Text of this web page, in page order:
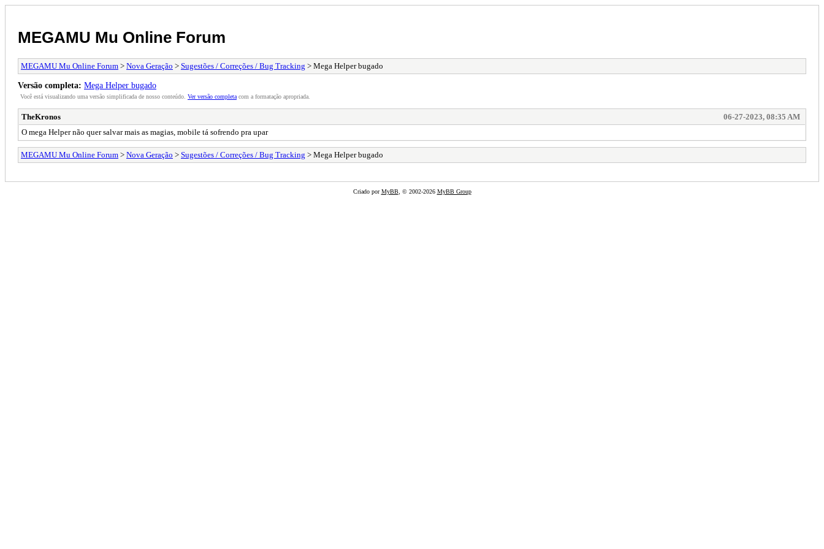
MEGAMU Mu Online Forum
MEGAMU Mu Online Forum > Nova Geração > Sugestões / Correções / Bug Tracking > Mega Helper bugado
Versão completa: Mega Helper bugado
Você está visualizando uma versão simplificada de nosso conteúdo. Ver versão completa com a formatação apropriada.
TheKronos
06-27-2023, 08:35 AM
O mega Helper não quer salvar mais as magias, mobile tá sofrendo pra upar
MEGAMU Mu Online Forum > Nova Geração > Sugestões / Correções / Bug Tracking > Mega Helper bugado
Criado porMyBB, © 2002-2026 MyBB Group